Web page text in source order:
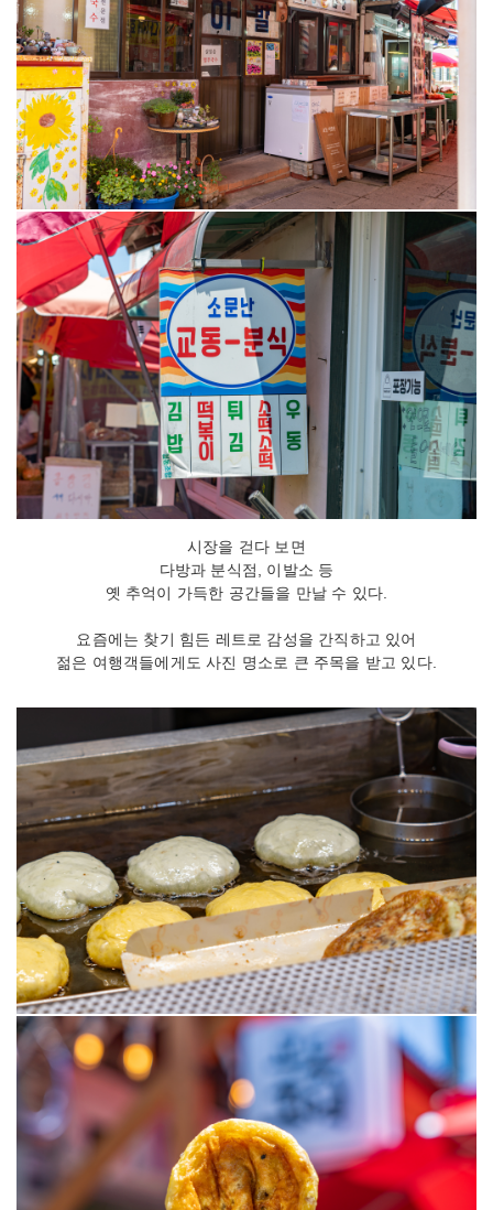
시장을 걷다 보면
다방과 분식점, 이발소 등
옛 추억이 가득한 공간들을 만날 수 있다.
요즘에는 찾기 힘든 레트로 감성을 간직하고 있어
젊은 여행객들에게도 사진 명소로 큰 주목을 받고 있다.